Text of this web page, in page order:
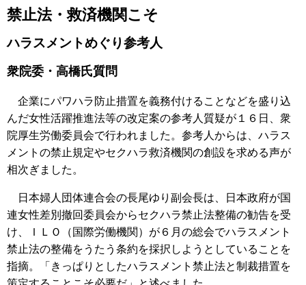
禁止法・救済機関こそ
ハラスメントめぐり参考人
衆院委・高橋氏質問
企業にパワハラ防止措置を義務付けることなどを盛り込
んだ女性活躍推進法等の改定案の参考人質疑が１６日、衆
院厚生労働委員会で行われました。参考人からは、ハラス
メントの禁止規定やセクハラ救済機関の創設を求める声が
相次ぎました。
日本婦人団体連合会の長尾ゆり副会長は、日本政府が国
連女性差別撤回委員会からセクハラ禁止法整備の勧告を受
け、ＩＬＯ（国際労働機関）が６月の総会でハラスメント
禁止法の整備をうたう条約を採択しようとしていることを
指摘。「きっぱりとしたハラスメント禁止法と制裁措置を